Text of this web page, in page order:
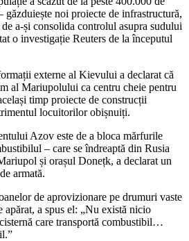
noi proiecte de infrastructură,
a-și consolida controlul asupra sudului
o investigație Reuters de la începutul
externe al Kievului a declarat că
al Mariupolului ca centru cheie pentru
timp proiecte de construcții
locuitorilor obișnuiți.
Azov este de a bloca mărfurile
– care se îndreaptă din Rusia
și orașul Donețk, a declarat un
armată.
de aprovizionare pe drumuri vaste
a spus el: „Nu există nicio
care transportă combustibil…